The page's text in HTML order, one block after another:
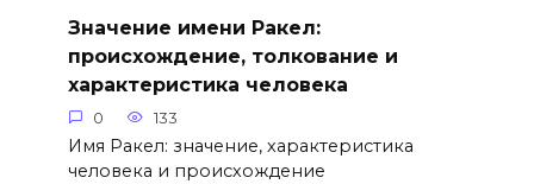
Значение имени Ракел:
происхождение, толкование и
характеристика человека
0 133
Имя Ракел: значение, характеристика
человека и происхождение